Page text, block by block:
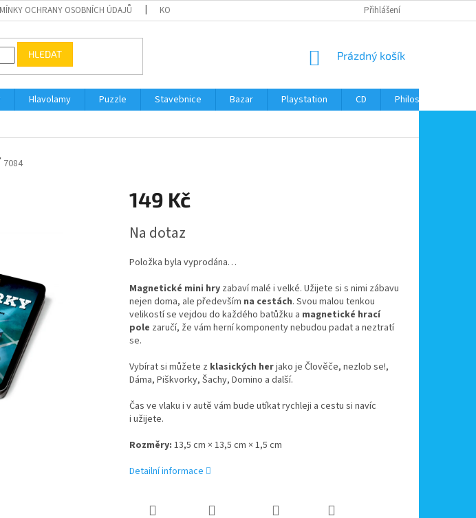
OCHRANY OSOBNÍCH ÚDAJŮ KONTAKTY Přihlášení
HLEDAT
NÁKUPNÍ
Prázdný košík
Hlavolamy Puzzle Stavebnice Bazar Playstation CD Philos
7084
149 Kč
cena:
Na dotaz
Položka byla vyprodána…
Magnetické mini hry zabaví malé i velké. Užijete si s nimi zábavu
nejen doma, ale především na cestách. Svou malou tenkou
velikostí se vejdou do každého batůžku a magnetické hrací
pole zaručí, že vám herní komponenty nebudou padat a neztratí
se.
Vybírat si můžete z klasických herjako je Člověče, nezlob se!,
Dáma, Piškvorky, Šachy, Domino a další.
Čas ve vlaku i v autě vám bude utíkat rychleji a cestu si navíc
i užijete.
Rozměry: 13,5 cm × 13,5 cm × 1,5 cm
Detailní informace